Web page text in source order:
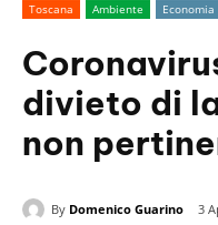
Toscana Ambiente Economia
divieto di
non
By Domenico Guarino 3